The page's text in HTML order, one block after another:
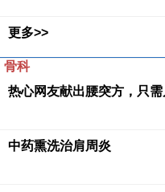
更多>>
骨科
热心网友献出腰突方，只需
中药熏洗治肩周炎